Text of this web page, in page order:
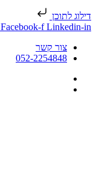
דילוג לתוכן
Facebook-f Linkedin-in
צור קשר
052-2254848